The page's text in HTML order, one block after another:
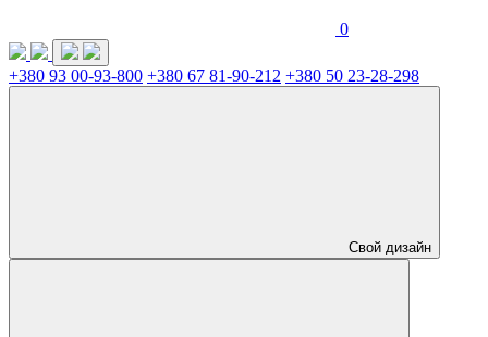
0
+380 93 00-93-800 +380 67 81-90-212 +380 50 23-28-298
Свой дизайн